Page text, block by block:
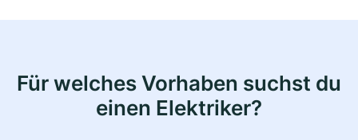
Für welches Vorhaben suchst du
einen Elektriker?